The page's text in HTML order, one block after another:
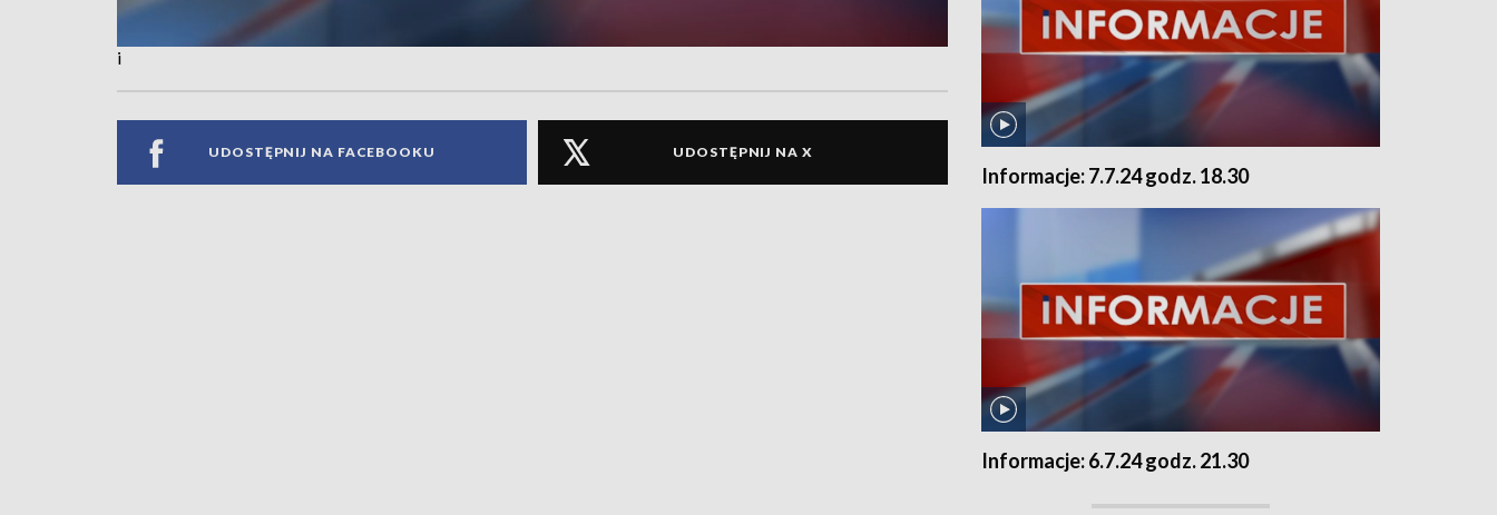
i
UDOSTĘPNIJ NA FACEBOOKU UDOSTĘPNIJ NA X
Informacje: 7.7.24 godz. 18.30
Informacje: 6.7.24 godz. 21.30